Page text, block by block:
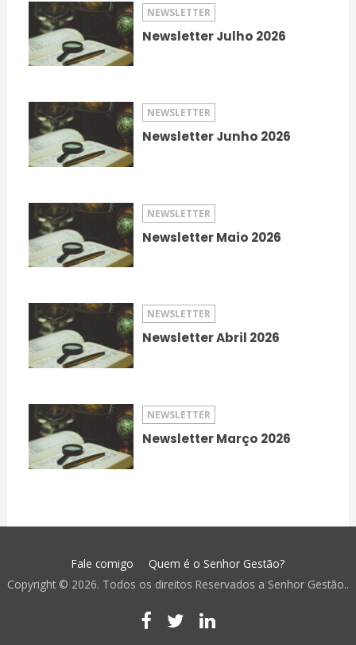
NEWSLETTER
Newsletter Julho 2026
NEWSLETTER
Newsletter Junho 2026
NEWSLETTER
Newsletter Maio 2026
NEWSLETTER
Newsletter Abril 2026
NEWSLETTER
Newsletter Março 2026
Fale comigo
Quem é o Senhor Gestão?
Copyright © 2026. Todos os direitos Reservados a Senhor Gestão..